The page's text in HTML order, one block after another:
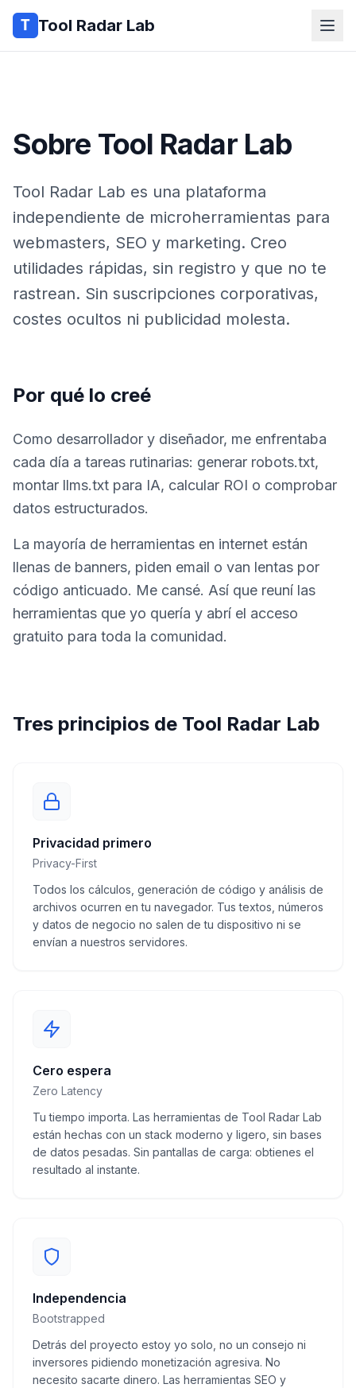
Tool Radar Lab
Sobre Tool Radar Lab
Tool Radar Lab es una plataforma
independiente de microherramientas para
webmasters, SEO y marketing. Creo
utilidades rápidas, sin registro y que no te
rastrean. Sin suscripciones corporativas,
costes ocultos ni publicidad molesta.
Por qué lo creé
Como desarrollador y diseñador, me enfrentaba
cada día a tareas rutinarias: generar robots.txt,
montar llms.txt para IA, calcular ROI o comprobar
datos estructurados.
La mayoría de herramientas en internet están
llenas de banners, piden email o van lentas por
código anticuado. Me cansé. Así que reuní las
herramientas que yo quería y abrí el acceso
gratuito para toda la comunidad.
Tres principios de Tool Radar Lab
Privacidad primero
Privacy-First
Todos los cálculos, generación de código y análisis de
archivos ocurren en tu navegador. Tus textos, números
y datos de negocio no salen de tu dispositivo ni se
envían a nuestros servidores.
Cero espera
Zero Latency
Tu tiempo importa. Las herramientas de Tool Radar Lab
están hechas con un stack moderno y ligero, sin bases
de datos pesadas. Sin pantallas de carga: obtienes el
resultado al instante.
Independencia
Bootstrapped
Detrás del proyecto estoy yo solo, no un consejo ni
inversores pidiendo monetización agresiva. No
necesito sacarte dinero. Las herramientas SEO y